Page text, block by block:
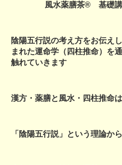
風水薬膳茶®︎ 基礎講
陰陽五行説の考え方をお伝え
まれた運命学（四柱推命）を
触れていきます
漢方・薬膳と風水・四柱推命は
「陰陽五行説」という理論か